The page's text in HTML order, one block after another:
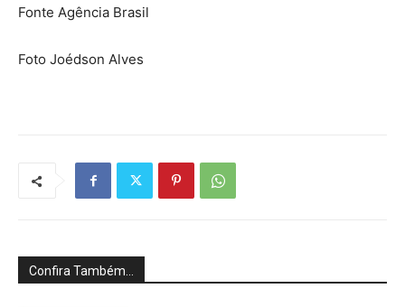
Fonte Agência Brasil
Foto Joédson Alves
Confira Também...